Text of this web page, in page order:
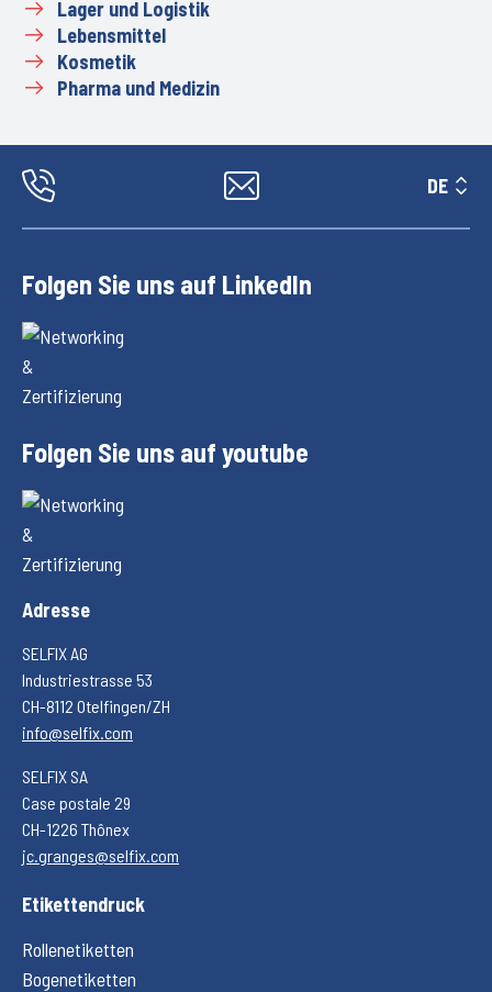
Lager und Logistik
Lebensmittel
Kosmetik
Pharma und Medizin
DE
Folgen Sie uns auf LinkedIn
Folgen Sie uns auf youtube
Adresse
SELFIX AG
Industriestrasse 53
CH-8112 Otelfingen/ZH
info@selfix.com
SELFIX SA
Case postale 29
CH-1226 Thônex
jc.granges@selfix.com
Etikettendruck
Rollenetiketten
Bogenetiketten